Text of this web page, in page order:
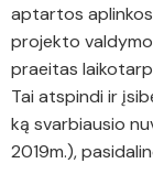
aptartos
projekto valdymo
praeitas
Tai atspindi ir
ką svarbiausio
2019m.),